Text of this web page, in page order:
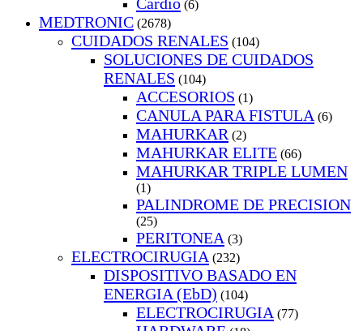
(6)
MEDTRONIC (2678)
CUIDADOS RENALES (104)
SOLUCIONES DE CUIDADOS
RENALES (104)
ACCESORIOS (1)
CANULA PARA FISTULA (6)
MAHURKAR (2)
MAHURKAR ELITE (66)
MAHURKAR TRIPLE LUMEN
(1)
PALINDROME DE PRECISION
(25)
PERITONEA (3)
ELECTROCIRUGIA (232)
DISPOSITIVO BASADO EN
ENERGIA (EbD) (104)
ELECTROCIRUGIA (77)